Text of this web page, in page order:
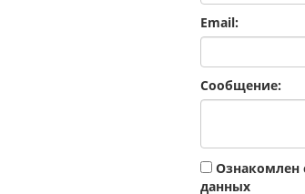
Email:
Сообщение:
Ознакомлен
данных